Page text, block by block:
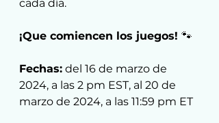
cada día.
¡Que comiencen los juegos! 🐾
Fechas: del 16 de marzo de
2024, a las 2 pm EST, al 20 de
marzo de 2024, a las 11:59 pm ET